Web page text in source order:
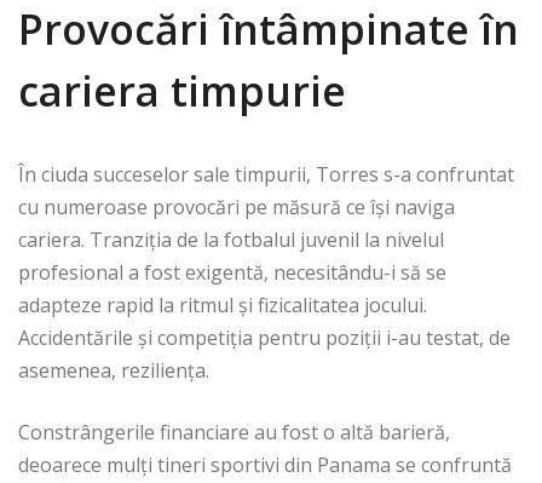
Provocări întâmpinate în
cariera timpurie
În ciuda succeselor sale timpurii, Torres s-a confruntat
cu numeroase provocări pe măsură ce își naviga
cariera. Tranziția de la fotbalul juvenil la nivelul
profesional a fost exigentă, necesitându-i să se
adapteze rapid la ritmul și fizicalitatea jocului.
Accidentările și competiția pentru poziții i-au testat, de
asemenea, reziliența.
Constrângerile financiare au fost o altă barieră,
deoarece mulți tineri sportivi din Panama se confruntă